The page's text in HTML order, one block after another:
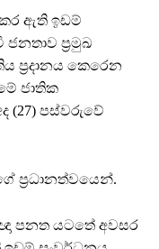
කර ඇති ඉඩම්
ප්‍රමුඛ
ප්‍රදානය කෙරෙන
ජාතික
(27) පස්වරුවේ
ප්‍රධානත්වයෙන්.
පනත යටතේ අවසර